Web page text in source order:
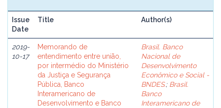
Issue
Date
Title Author(s)
2019-
10-17
Memorando de
entendimento entre união,
por intermédio do Ministério
da Justiça e Segurança
Pública, Banco
Interamericano de
Desenvolvimento e Banco
Brasil. Banco
Nacional de
Desenvolvimento
Econômico e Social -
BNDES.; Brasil.
Banco
Interamericano de